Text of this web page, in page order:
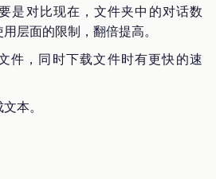
是对比现在，文件夹中的对话数
层面的限制，翻倍提高。
件，同时下载文件时有更快的速
本。